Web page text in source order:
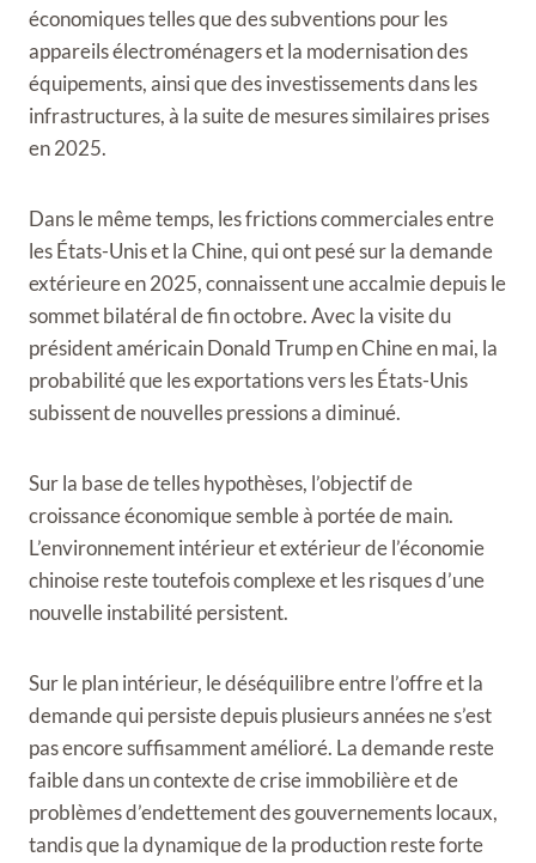
économiques telles que des subventions pour les
appareils électroménagers et la modernisation des
équipements, ainsi que des investissements dans les
infrastructures, à la suite de mesures similaires prises
en 2025.
Dans le même temps, les frictions commerciales entre
les États-Unis et la Chine, qui ont pesé sur la demande
extérieure en 2025, connaissent une accalmie depuis le
sommet bilatéral de fin octobre. Avec la visite du
président américain Donald Trump en Chine en mai, la
probabilité que les exportations vers les États-Unis
subissent de nouvelles pressions a diminué.
Sur la base de telles hypothèses, l’objectif de
croissance économique semble à portée de main.
L’environnement intérieur et extérieur de l’économie
chinoise reste toutefois complexe et les risques d’une
nouvelle instabilité persistent.
Sur le plan intérieur, le déséquilibre entre l’offre et la
demande qui persiste depuis plusieurs années ne s’est
pas encore suffisamment amélioré. La demande reste
faible dans un contexte de crise immobilière et de
problèmes d’endettement des gouvernements locaux,
tandis que la dynamique de la production reste forte